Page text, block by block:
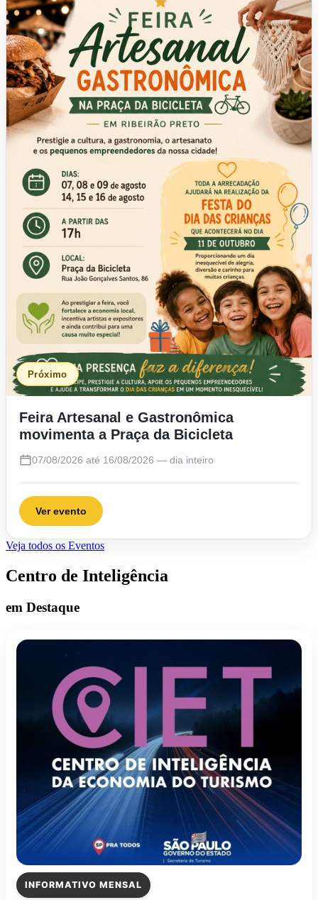
Próximo
Feira Artesanal e Gastronômica
movimenta a Praça da Bicicleta
07/08/2026 até 16/08/2026 — dia inteiro
Ver evento
Veja todos os Eventos
Centro de Inteligência
em Destaque
INFORMATIVO MENSAL